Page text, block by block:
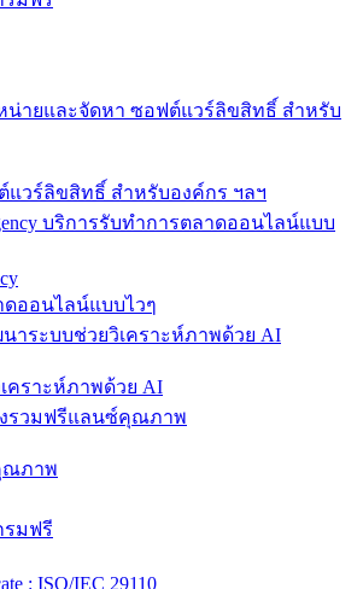
แวร์ลิขสิทธิ์ สำหรับองค์กร ฯลฯ
ออนไลน์แบบไวๆ
คราะห์ภาพด้วย AI
ณภาพ